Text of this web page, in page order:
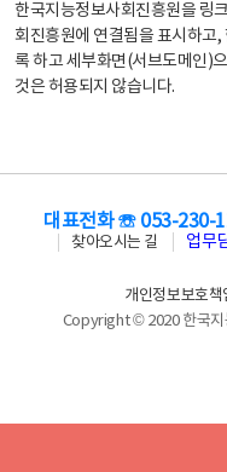
한국지능정보사회진흥원을 링
회진흥원에 연결됨을 표시하고
록 하고 세부화면(서브도메인)
것은 허용되지 않습니다.
대표전화 ☏ 053-230-
찾아오시는 길
업무
개인정보보호책
Copyright © 2020 한국